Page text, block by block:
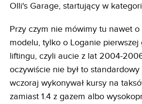
Olli's Garage, startujący w
Przy czym nie mówimy tu nawet
modelu, tylko o Loganie pierwszej
liftingu, czyli aucie z lat 2004-
oczywiście nie był to
wczoraj wykonywał kursy na
zamiast 1.4 z gazem albo